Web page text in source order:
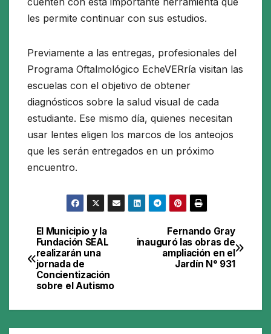
les permite continuar con sus estudios.
Previamente a las entregas, profesionales del
Programa Oftalmológico EcheVERría visitan las
escuelas con el objetivo de obtener
diagnósticos sobre la salud visual de cada
estudiante. Ese mismo día, quienes necesitan
usar lentes eligen los marcos de los anteojos
que les serán entregados en un próximo
encuentro.
Navegación
de
entradas
Fernando Gray
inauguró las obras de
ampliación en el
Jardín N° 931
El Municipio y la
Fundación SEAL
realizarán una
jornada de
Concientización
sobre el Autismo